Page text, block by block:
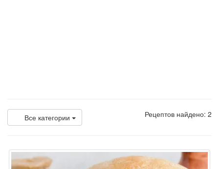
Все категории Рецептов найдено: 2